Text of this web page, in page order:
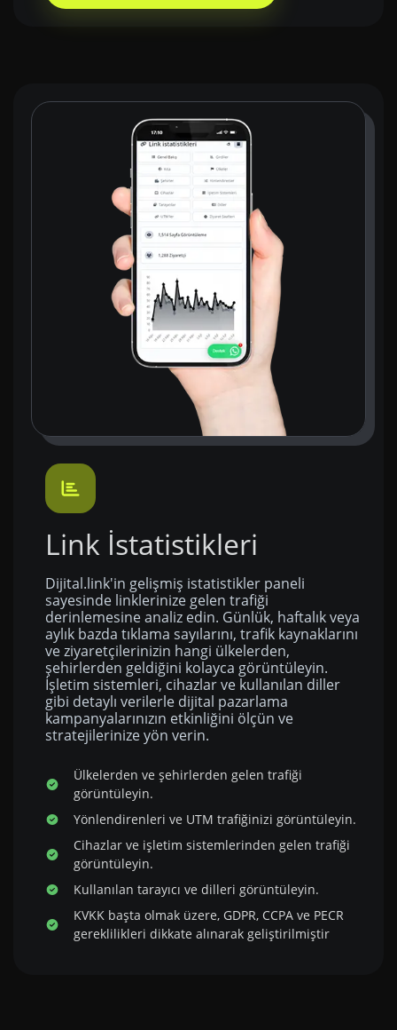
Link İstatistikleri
Dijital.link'in gelişmiş istatistikler paneli
sayesinde linklerinize gelen trafiği
derinlemesine analiz edin. Günlük, haftalık veya
aylık bazda tıklama sayılarını, trafik kaynaklarını
ve ziyaretçilerinizin hangi ülkelerden,
şehirlerden geldiğini kolayca görüntüleyin.
İşletim sistemleri, cihazlar ve kullanılan diller
gibi detaylı verilerle dijital pazarlama
kampanyalarınızın etkinliğini ölçün ve
stratejilerinize yön verin.
Ülkelerden ve şehirlerden gelen trafiği
görüntüleyin.
Yönlendirenleri ve UTM trafiğinizi görüntüleyin.
Cihazlar ve işletim sistemlerinden gelen trafiği
görüntüleyin.
Kullanılan tarayıcı ve dilleri görüntüleyin.
KVKK başta olmak üzere, GDPR, CCPA ve PECR
gereklilikleri dikkate alınarak geliştirilmiştir